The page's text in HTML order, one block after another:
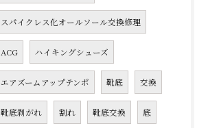
スパイクレス化オールソール交換修理
ACG ハイキングシューズ
エアズームアップテンポ 靴底 交換
靴底剥がれ 割れ 靴底交換 底